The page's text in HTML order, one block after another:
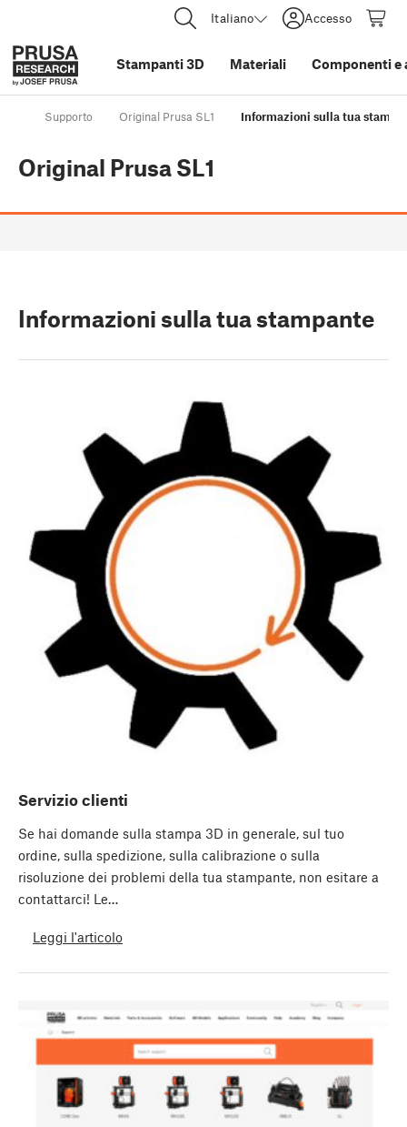
Italiano Accesso
Stampanti 3D Materiali Componenti e
Supporto Original Prusa SL1 Informazioni sulla tua
Original Prusa SL1
Informazioni sulla tua stampante
Servizio clienti
Se hai domande sulla stampa 3D in generale, sul tuo
ordine, sulla spedizione, sulla calibrazione o sulla
risoluzione dei problemi della tua stampante, non esitare a
contattarci! Le…
Leggi l'articolo